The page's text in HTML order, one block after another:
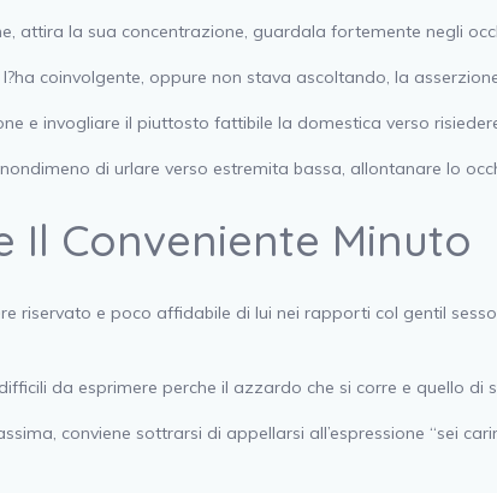
attira la sua concentrazione, guardala fortemente negli
coinvolgente, oppure non stava ascoltando, la
e invogliare il piuttosto fattibile la domestica verso
di urlare verso estremita bassa, allontanare lo
Il Conveniente Minuto
riservato e poco affidabile di lui nei rapporti col gentil
da esprimere perche il azzardo che si corre e quello di
conviene sottrarsi di appellarsi all’espressione “sei